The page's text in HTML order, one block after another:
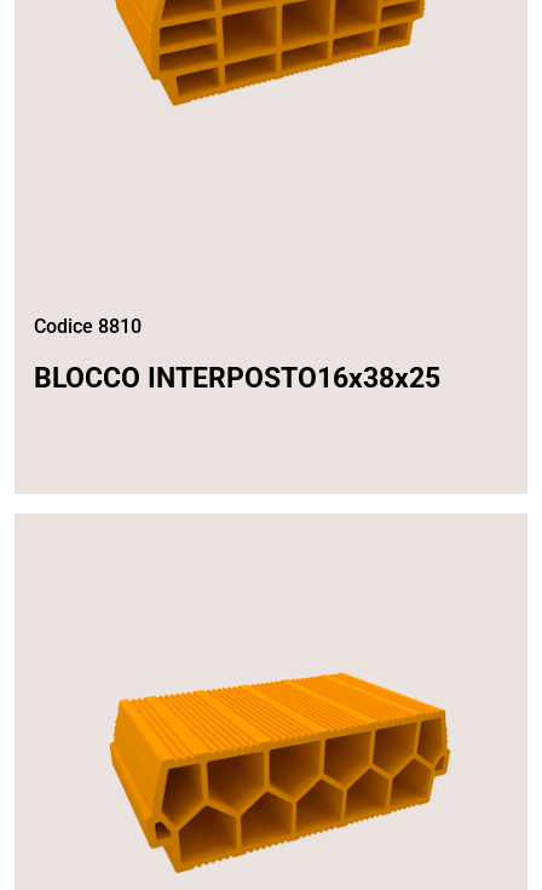
Codice 8810
BLOCCO INTERPOSTO16x38x25